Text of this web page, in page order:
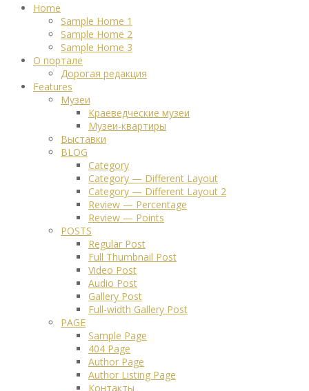
Home
Sample Home 1
Sample Home 2
Sample Home 3
О портале
Дорогая редакция
Features
Музеи
Краеведческие музеи
Музеи-квартиры
Выставки
BLOG
Category
Category — Different Layout
Category — Different Layout 2
Review — Percentage
Review — Points
POSTS
Regular Post
Full Thumbnail Post
Video Post
Audio Post
Gallery Post
Full-width Gallery Post
PAGE
Sample Page
404 Page
Author Page
Author Listing Page
Контакты